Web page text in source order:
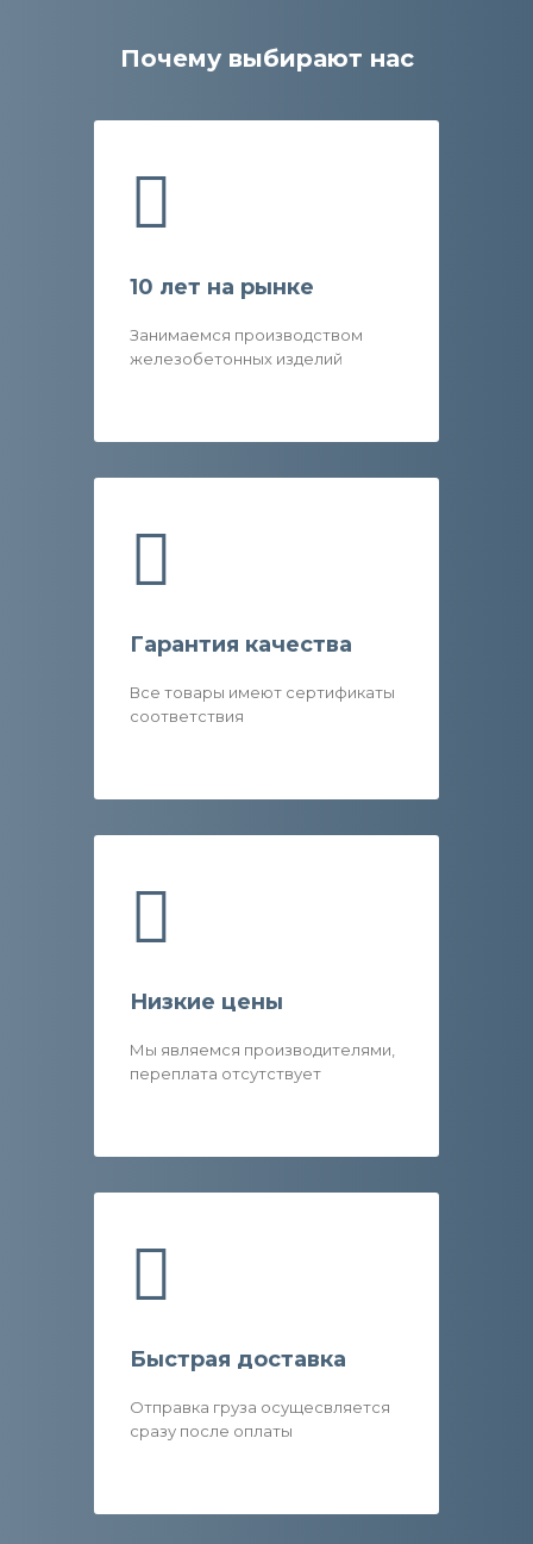
Почему выбирают нас
10 лет на рынке
Занимаемся производством
железобетонных изделий
Гарантия качества
Все товары имеют сертификаты
соответствия
Низкие цены
Мы являемся производителями,
переплата отсутствует
Быстрая доставка
Отправка груза осущесвляется
сразу после оплаты